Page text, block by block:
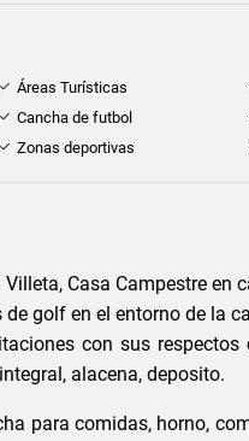
Áreas Turísticas
Cancha de futbol
Zonas deportivas
Villeta, Casa Campestre en
golf en el entorno de la
con sus
alacena, deposito.
para comidas, horno,